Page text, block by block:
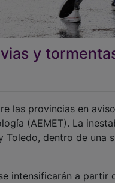
y
las provincias en
(AEMET). La
Toledo, dentro de una
intensificarán a partir